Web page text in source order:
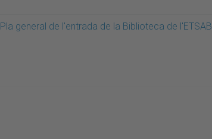
Pla general de l'entrada de la Biblioteca de l'ETSAB